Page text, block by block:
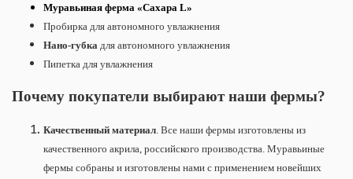
Муравьиная ферма «Сахара L»
Пробирка для автономного увлажнения
Нано-губка для автономного увлажнения
Пипетка для увлажнения
Почему покупатели выбирают наши фермы?
Качественный материал . Все наши фермы изготовлены из
качественного акрила, российского производства. Муравьиные
фермы собраны и изготовлены нами с применением новейших